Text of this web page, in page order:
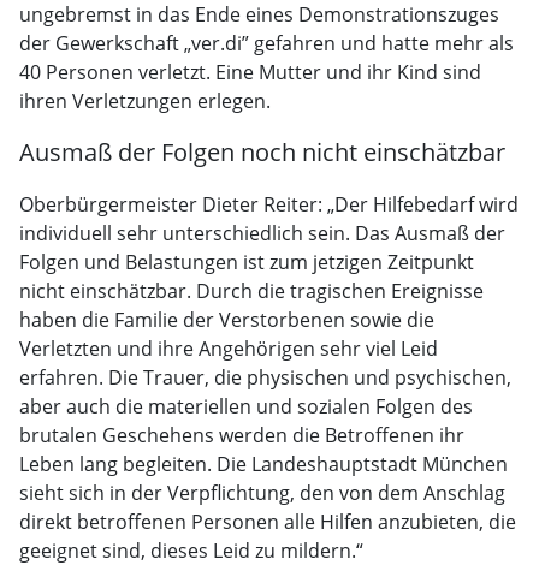
ungebremst in das Ende eines Demonstrationszuges
der Gewerkschaft „ver.di” gefahren und hatte mehr als
40 Personen verletzt. Eine Mutter und ihr Kind sind
ihren Verletzungen erlegen.
Ausmaß der Folgen noch nicht einschätzbar
Oberbürgermeister Dieter Reiter: „Der Hilfebedarf wird
individuell sehr unterschiedlich sein. Das Ausmaß der
Folgen und Belastungen ist zum jetzigen Zeitpunkt
nicht einschätzbar. Durch die tragischen Ereignisse
haben die Familie der Verstorbenen sowie die
Verletzten und ihre Angehörigen sehr viel Leid
erfahren. Die Trauer, die physischen und psychischen,
aber auch die materiellen und sozialen Folgen des
brutalen Geschehens werden die Betroffenen ihr
Leben lang begleiten. Die Landeshauptstadt München
sieht sich in der Verpflichtung, den von dem Anschlag
direkt betroffenen Personen alle Hilfen anzubieten, die
geeignet sind, dieses Leid zu mildern.“